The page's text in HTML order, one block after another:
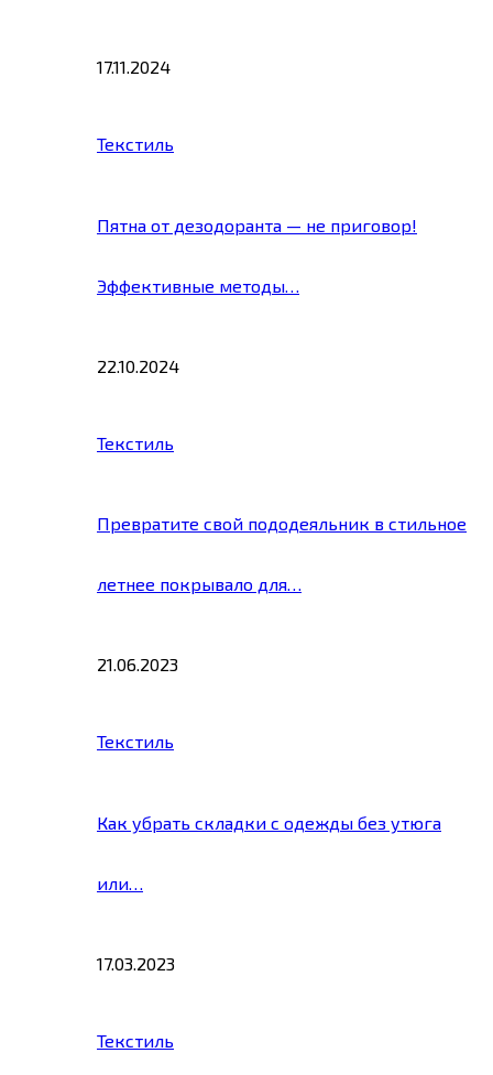
17.11.2024
Текстиль
Пятна от дезодоранта — не приговор!
Эффективные методы…
22.10.2024
Текстиль
Превратите свой пододеяльник в стильное
летнее покрывало для…
21.06.2023
Текстиль
Как убрать складки с одежды без утюга
или…
17.03.2023
Текстиль